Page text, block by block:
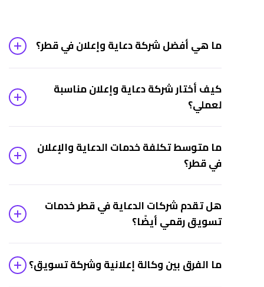
ما هي أفضل شركة دعاية وإعلان في قطر؟
يناسب طبيعة نشاطك وميزانيتك. ننصح بالنظر إلى الشفافية
في التقارير، وخبرة الفريق بالسوق القطري، ووضوح آلية
العمل قبل اتخاذ القرار.
كيف أختار شركة دعاية وإعلان مناسبة
لعملي؟
حلولًا، وتشرح لك كيف ستقيس النجاح، وتقدّم أمثلة واضحة
على طريقة عملها بدلًا من وعود عامة غير محددة.
ما متوسط تكلفة خدمات الدعاية والإعلان
في قطر؟
وأهدافها، فحملة على جوجل تختلف تكلفتها عن حملة
سوشيال ميديا كاملة. نحدد ميزانية مناسبة بعد فهم
أهدافك في استشارة مبدئية مجانية.
هل تقدم شركات الدعاية في قطر خدمات
تسويق رقمي أيضًا؟
اليوم. ماركتلي تحديدًا تجمع بين الدعاية التقليدية والتسويق
الرقمي المتكامل: إعلانات مدفوعة، سيو، سوشيال ميديا،
ما الفرق بين وكالة إعلانية وشركة تسويق؟